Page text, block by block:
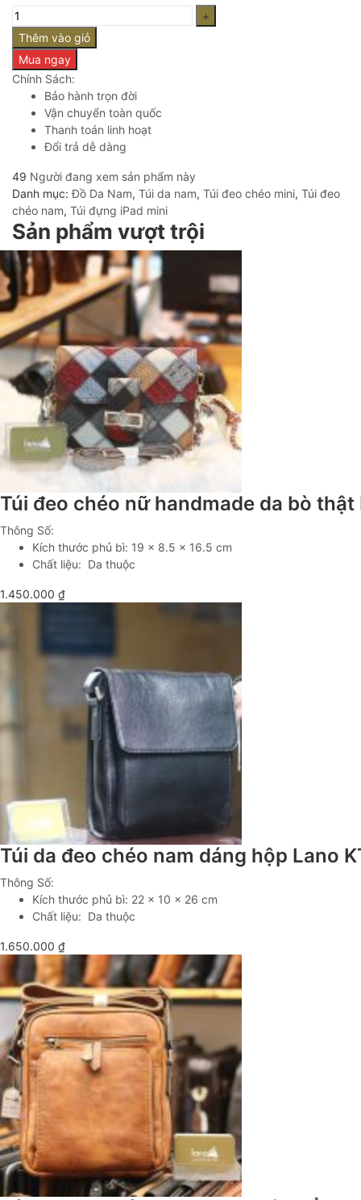
Thêm vào giỏ
Mua ngay
Chính Sách:
Bảo hành trọn đời
Vận chuyển toàn quốc
Thanh toán linh hoạt
Đổi trả dễ dàng
49 Người đang xem sản phẩm này
Danh mục:Đồ Da Nam, Túi da nam, Túi đeo chéo mini, Túi đeo
chéo nam, Túi đựng iPad mini
Sản phẩm vượt trội
Túi đeo chéo nữ handmade da bò
Thông Số:
Kích thước phủ bì: 19 x 8.5 x 16.5 cm
Chất liệu: Da thuộc
1.450.000 ₫
Túi da đeo chéo nam dáng hộp Lano
Thông Số:
Kích thước phủ bì: 22 x 10 x 26 cm
Chất liệu: Da thuộc
1.650.000 ₫